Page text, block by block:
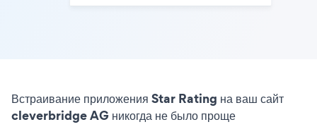
Встраивание приложения Star Rating на ваш сайт
cleverbridge AG никогда не было проще